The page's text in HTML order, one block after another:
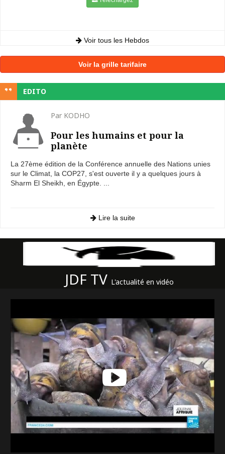
Voir tous les Hebdos
Voir la grille tarifaire
EDITO
Par KODHO
Pour les humains et pour la
planète
La 27ème édition de la Conférence annuelle des Nations unies
sur le Climat, la COP27, s'est ouverte il y a quelques jours à
Sharm El Sheikh, en Égypte. ...
Lire la suite
JDF TV L'actualité en vidéo